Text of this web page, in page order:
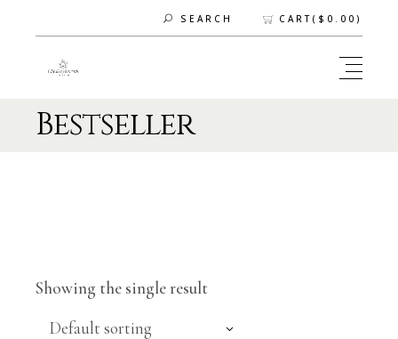
SEARCH CART( $ 0.00 )
Bestseller
Showing the single result
Default sorting